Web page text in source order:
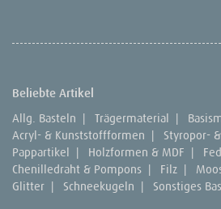
Beliebte Artikel
Allg. Basteln | Trägermaterial |
Acryl- & Kunststoffformen | Styropor-
Pappartikel | Holzformen & MDF |
Chenilledraht & Pompons | Filz |
Glitter | Schneekugeln | Sonstiges